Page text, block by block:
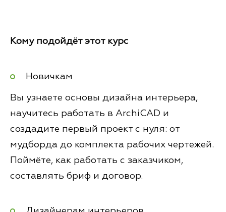
Кому подойдёт этот курс
Новичкам
Вы узнаете основы дизайна интерьера,
научитесь работать в ArchiCAD и
создадите первый проект с нуля: от
мудборда до комплекта рабочих чертежей.
Поймёте, как работать с заказчиком,
составлять бриф и договор.